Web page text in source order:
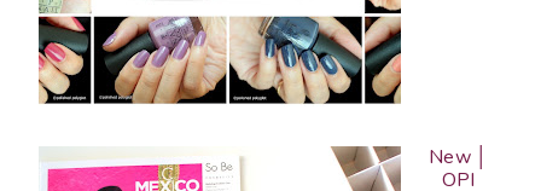
New │
OPI